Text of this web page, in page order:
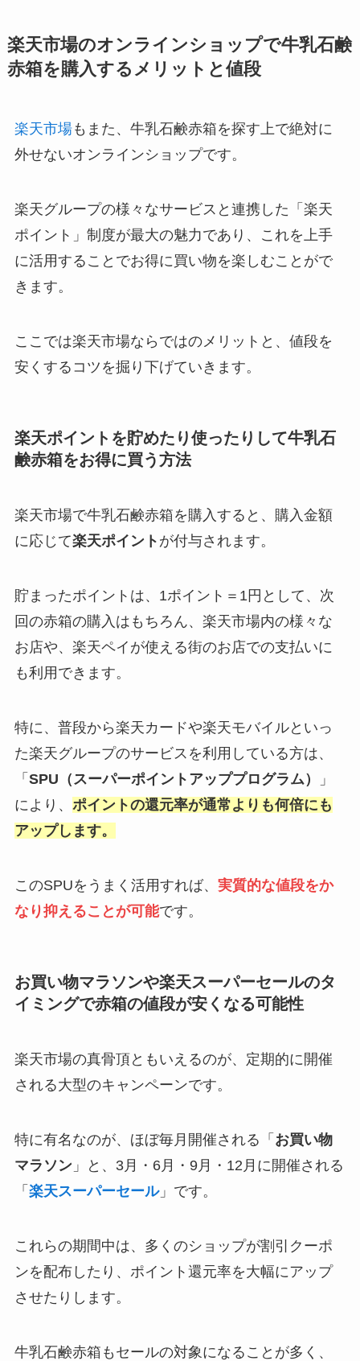
楽天市場のオンラインショップで牛乳石鹸
赤箱を購入するメリットと値段
楽天市場もまた、牛乳石鹸赤箱を探す上で絶対に
外せないオンラインショップです。
楽天グループの様々なサービスと連携した「楽天
ポイント」制度が最大の魅力であり、これを上手
に活用することでお得に買い物を楽しむことがで
きます。
ここでは楽天市場ならではのメリットと、値段を
安くするコツを掘り下げていきます。
楽天ポイントを貯めたり使ったりして牛乳石
鹸赤箱をお得に買う方法
楽天市場で牛乳石鹸赤箱を購入すると、購入金額
に応じて楽天ポイント が付与されます。
貯まったポイントは、1ポイント＝1円として、次
回の赤箱の購入はもちろん、楽天市場内の様々な
お店や、楽天ペイが使える街のお店での支払いに
も利用できます。
特に、普段から楽天カードや楽天モバイルといっ
た楽天グループのサービスを利用している方は、
「 SPU（スーパーポイントアッププログラム）
」
により、 ポイントの還元率が通常よりも何倍にも
アップします。
このSPUをうまく活用すれば、 実質的な値段をか
なり抑えることが可能です。
お買い物マラソンや楽天スーパーセールのタ
イミングで赤箱の値段が安くなる可能性
楽天市場の真骨頂ともいえるのが、定期的に開催
される大型のキャンペーンです。
特に有名なのが、ほぼ毎月開催される「 お買い物
マラソン」と、3月・6月・9月・12月に開催される
「 楽天スーパーセール」です。
これらの期間中は、多くのショップが割引クーポ
ンを配布したり、ポイント還元率を大幅にアップ
させたりします。
牛乳石鹸赤箱もセールの対象になることが多く、